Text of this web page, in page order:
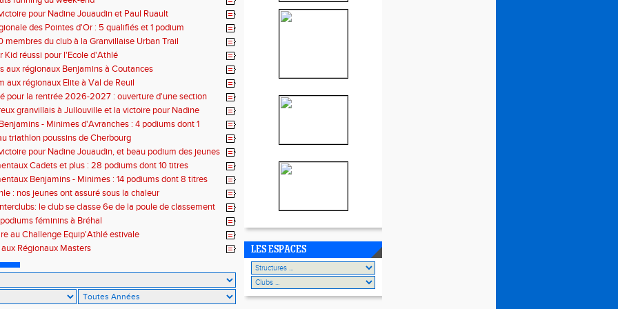
pour Nadine Jouaudin et Paul Ruault
des Pointes d'Or : 5 qualifiés et 1 podium
membres du club à la Granvillaise Urban Trail
Kid réussi pour l'Ecole d'Athlé
aux régionaux Benjamins à Coutances
aux régionaux Elite à Val de Reuil
pour la rentrée 2026-2027 : ouverture d'une section
granvillais à Jullouville et la victoire pour Nadine
Marius Delchard- Minimes d'Avranches : 4 podiums dont 1
triathlon poussins de Cherbourg
pour Nadine Jouaudin, et beau podium des jeunes
à Saint-LoupCadets et plus : 28 podiums dont 10 titres
Benjamins - Minimes : 14 podiums dont 8 titres
: nos jeunes ont assuré sous la chaleur
le club se classe 6e de la poule de classement
féminins à Bréhal
au Challenge Equip'Athlé estivale
Régionaux Masters LES ESPACES